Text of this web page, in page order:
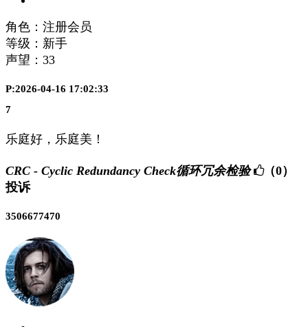
角色：注册会员
等级：新手
声望： 33
P:2026-04-16 17:02:33
7
乐庭好，乐庭美！
CRC - Cyclic Redundancy Check循环冗余检验
（0）
投诉
3506677470